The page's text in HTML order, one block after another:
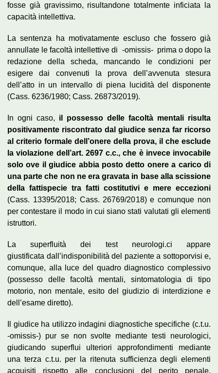
fosse già gravissimo, risultandone totalmente inficiata la
capacità intellettiva.
La sentenza ha motivatamente escluso che fossero già
annullate le facoltà intellettive di -omissis- prima o dopo la
redazione della scheda, mancando le condizioni per
esigere dai convenuti la prova dell’avvenuta stesura
dell’atto in un intervallo di piena lucidità del disponente
(Cass. 6236/1980; Cass. 26873/2019).
In ogni caso, il possesso delle facoltà mentali risulta
positivamente riscontrato dal giudice senza far ricorso
al criterio formale dell’onere della prova, il che esclude
la violazione dell’art. 2697 c.c., che è invece invocabile
solo ove il giudice abbia posto detto onere a carico di
una parte che non ne era gravata in base alla scissione
della fattispecie tra fatti costitutivi e mere eccezioni
(Cass. 13395/2018; Cass. 26769/2018) e comunque non
per contestare il modo in cui siano stati valutati gli elementi
istruttori.
La superfluità dei test neurologi.ci appare
giustificata dall’indisponibilità del paziente a sottoporvisi e,
comunque, alla luce del quadro diagnostico complessivo
(possesso delle facoltà mentali, sintomatologia di tipo
motorio, non mentale, esito del giudizio di interdizione e
dell’esame diretto).
Il giudice ha utilizzo indagini diagnostiche specifiche (c.t.u.
-omissis-) pur se non svolte mediante testi neurologici,
giudicando superflui ulteriori approfondimenti mediante
una terza c.t.u. per la ritenuta sufficienza degli elementi
acquisiti rispetto aIle conclusioni del perito penale,